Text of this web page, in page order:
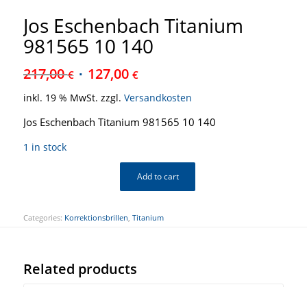
Jos Eschenbach Titanium
981565 10 140
217,00€ 127,00 €
inkl. 19 % MwSt. zzgl. Versandkosten
Jos Eschenbach Titanium 981565 10 140
1 in stock
Add to cart
Categories: Korrektionsbrillen, Titanium
Related products